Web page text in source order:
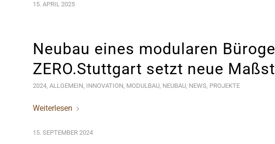
15. APRIL 2025
Neubau eines modularen
ZERO.Stuttgart setzt neue
2024, ALLGEMEIN, INNOVATION, MODULBAU, NEUBAU, NEWS, PROJEKTE
Weiterlesen
15. SEPTEMBER 2024